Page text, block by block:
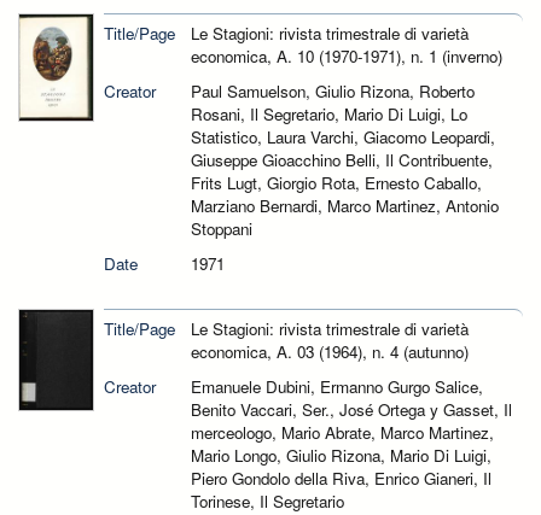
Title/Page
Le Stagioni: rivista trimestrale di varietà
economica, A. 10 (1970-1971), n. 1 (inverno)
Creator
Paul Samuelson, Giulio Rizona, Roberto
Rosani, Il Segretario, Mario Di Luigi, Lo
Statistico, Laura Varchi, Giacomo Leopardi,
Giuseppe Gioacchino Belli, Il Contribuente,
Frits Lugt, Giorgio Rota, Ernesto Caballo,
Marziano Bernardi, Marco Martinez, Antonio
Stoppani
Date
1971
Title/Page
Le Stagioni: rivista trimestrale di varietà
economica, A. 03 (1964), n. 4 (autunno)
Creator
Emanuele Dubini, Ermanno Gurgo Salice,
Benito Vaccari, Ser., José Ortega y Gasset, Il
merceologo, Mario Abrate, Marco Martinez,
Mario Longo, Giulio Rizona, Mario Di Luigi,
Piero Gondolo della Riva, Enrico Gianeri, Il
Torinese, Il Segretario